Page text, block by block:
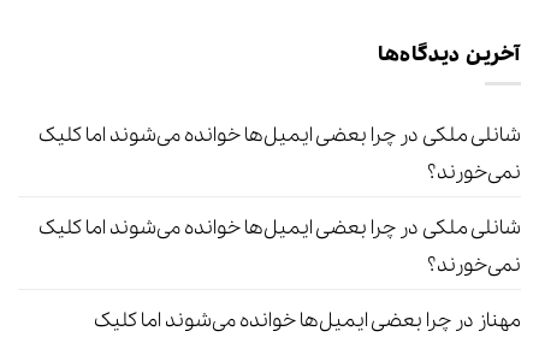
آخرین دیدگاه‌ها
شانلی ملکی در چرا بعضی ایمیل‌ها خوانده می‌شوند اما کلیک
نمی‌خورند؟
شانلی ملکی در چرا بعضی ایمیل‌ها خوانده می‌شوند اما کلیک
نمی‌خورند؟
مهناز در چرا بعضی ایمیل‌ها خوانده می‌شوند اما کلیک